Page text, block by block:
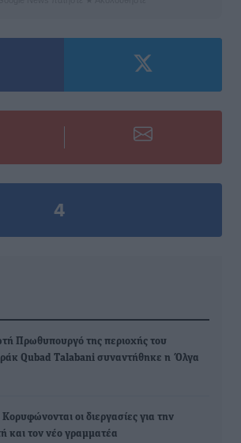
4
Πρωθυπουργό της περιοχής του
Qubad Talabani συναντήθηκε η Όλγα
οι διεργασίες για την
και τον νέο γραμματέα